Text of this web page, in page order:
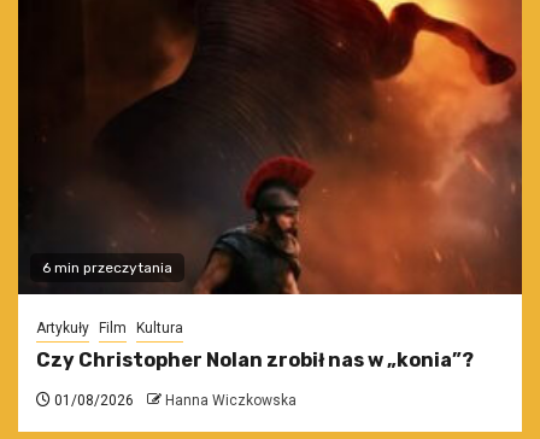
6 min przeczytania
Artykuły Film Kultura
Czy Christopher Nolan zrobił nas w „konia”?
01/08/2026 Hanna Wiczkowska